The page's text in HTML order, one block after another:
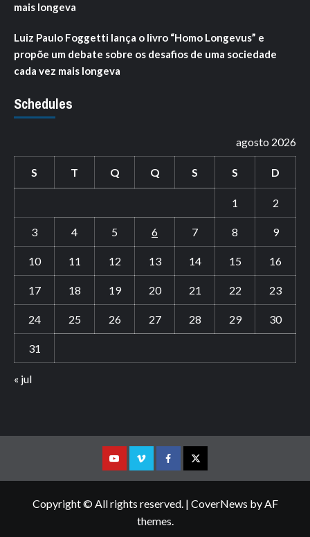
mais longeva
Luiz Paulo Foggetti lança o livro “Homo Longevus” e
propõe um debate sobre os desafios de uma sociedade
cada vez mais longeva
Schedules
agosto 2026
S T Q Q S S D
1 2
3 4 5 6 7 8 9
10 11 12 13 14 15 16
17 18 19 20 21 22 23
24 25 26 27 28 29 30
31
« jul
YoutubeVimeoFacebookTwitter
Copyright © All rights reserved. | CoverNews by AF
themes.